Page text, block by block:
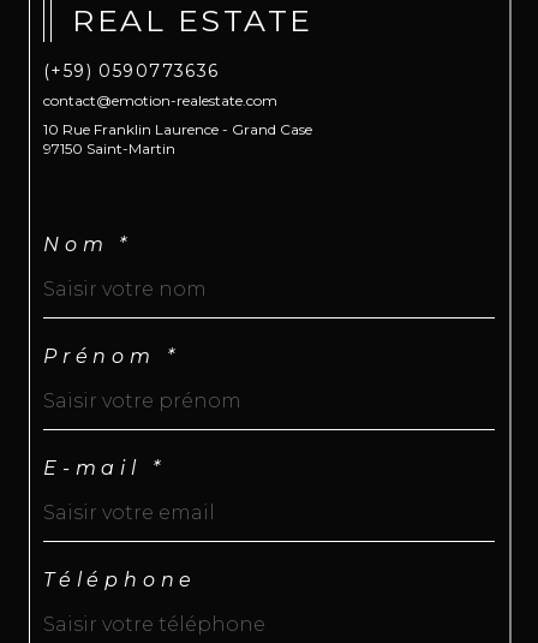
REAL ESTATE
(+59) 0590773636
contact@emotion-realestate.com
10 Rue Franklin Laurence - Grand Case
97150 Saint-Martin
Nom *
Prénom *
E-mail *
Téléphone